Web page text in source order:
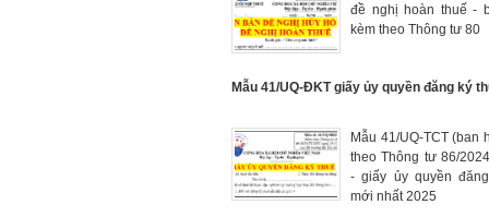
đề nghị hoàn thuế -
kèm theo Thông tư 80
Mẫu 41/UQ-ĐKT giấy ủy quyền đăng ký
Mẫu 41/UQ-TCT (ban
theo Thông tư 86/
- giấy ủy quyền
mới nhất 2025